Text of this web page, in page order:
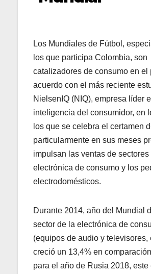
Los Mundiales de Fútbol,
los que participa Colombia, son
catalizadores de consumo en el
acuerdo con el más reciente
NielsenIQ (NIQ), empresa líder
inteligencia del consumidor, en
los que se celebra el certamen
particularmente en sus meses
impulsan las ventas de sectores
electrónica de consumo y los
electrodomésticos.
Durante 2014, año del Mundial
sector de la electrónica de
(equipos de audio y televisores,
creció un 13,4% en
para el año de Rusia 2018, este